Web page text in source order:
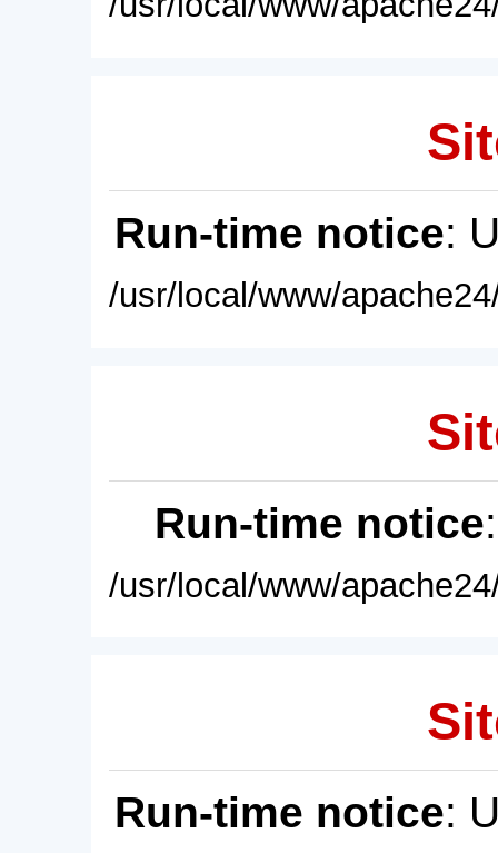
Run-time notice:
/usr/local/www/
Run-time notice
/usr/local/www/
Run-time notice: